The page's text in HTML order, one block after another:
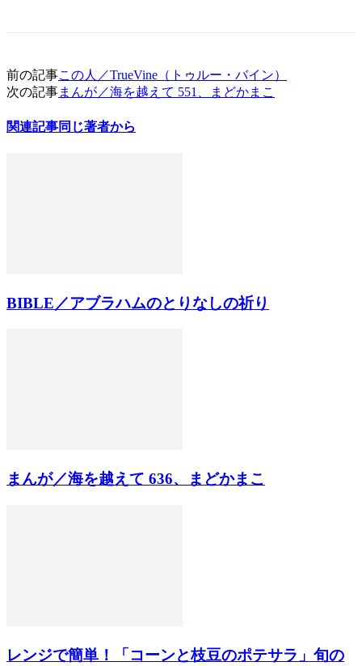
前の記事この人／TrueVine（トゥルー・バイン）
次の記事まんが／海を越えて 551、まどかまこ
関連記事同じ著者から
BIBLE／アブラハムのとりなしの祈り
まんが／海を越えて 636、まどかまこ
レンジで簡単！「コーンと枝豆のポテサラ」旬の